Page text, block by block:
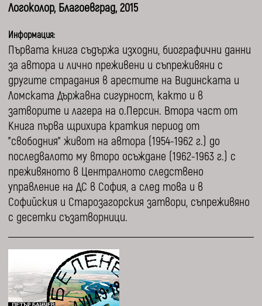
Логоколор, Благоевград, 2015
Информация:
Първата книга съдържа изходни, биографични данни
за автора и лично преживени и съпреживяни с
другите страдания в арестите на Видинската и
Ломската Държавна сигурност, както и в
затворите и лагера на о.Персин. Втора част от
Книга първа щрихира краткия период от
"свободния" живот на автора (1954-1962 г.) до
последвалото му второ осъждане (1962-1963 г.) с
преживяното в Централното следствено
управление на ДС в София, а след това и в
Софийския и Старозагорския затвори, съпреживяно
с десетки съзатворници.